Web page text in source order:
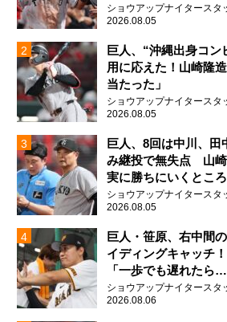
ないタイプ」
ショウアップナイタースタ
2026.08.05
巨人、“沖縄出身コン
用に応えた！山崎隆
当たった」
ショウアップナイタースタ
2026.08.05
巨人、8回は中川、田
み継投で無失点 山
実に勝ちにいくところ
ショウアップナイタースタ
2026.08.05
巨人・笹原、右中間
イディングキャッチ
「一歩でも遅れたら…
ショウアップナイタースタ
2026.08.06